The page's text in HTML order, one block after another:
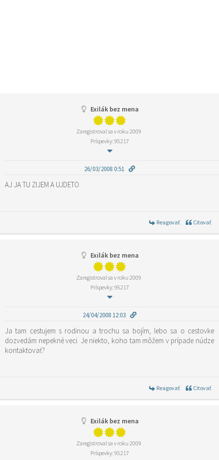
Exilák bez mena
Zaregistroval sa v roku 2009
Príspevky: 95217
26/03/2008 0:51
AJ JA TU ZIJEM A UJDETO
Reagovať Citovať
Exilák bez mena
Zaregistroval sa v roku 2009
Príspevky: 95217
24/04/2008 12:03
Ja tam cestujem s rodinou a trochu sa bojím, lebo sa o cestovke
dozvedám nepekné veci. Je niekto, koho tam môžem v prípade núdze
kontaktovať?
Reagovať Citovať
Exilák bez mena
Zaregistroval sa v roku 2009
Príspevky: 95217